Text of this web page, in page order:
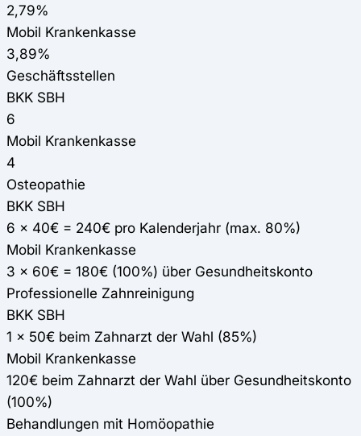
2,79%
Mobil Krankenkasse
3,89%
Geschäftsstellen
BKK SBH
6
Mobil Krankenkasse
4
Osteopathie
BKK SBH
6 x 40€ = 240€ pro Kalenderjahr (max. 80%)
Mobil Krankenkasse
3 x 60€ = 180€ (100%) über Gesundheitskonto
Professionelle Zahnreinigung
BKK SBH
1 x 50€ beim Zahnarzt der Wahl (85%)
Mobil Krankenkasse
120€ beim Zahnarzt der Wahl über Gesundheitskonto
(100%)
Behandlungen mit Homöopathie